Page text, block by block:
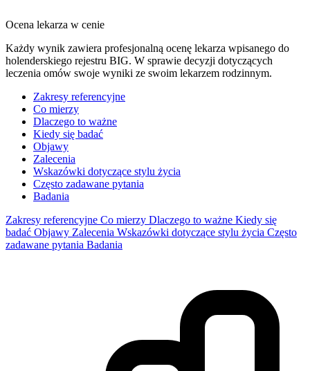
Ocena lekarza w cenie
Każdy wynik zawiera profesjonalną ocenę lekarza wpisanego do
holenderskiego rejestru BIG. W sprawie decyzji dotyczących
leczenia omów swoje wyniki ze swoim lekarzem rodzinnym.
Zakresy referencyjne
Co mierzy
Dlaczego to ważne
Kiedy się badać
Objawy
Zalecenia
Wskazówki dotyczące stylu życia
Często zadawane pytania
Badania
Zakresy referencyjne Co mierzy Dlaczego to ważne Kiedy się
badać Objawy Zalecenia Wskazówki dotyczące stylu życia Często
zadawane pytania Badania